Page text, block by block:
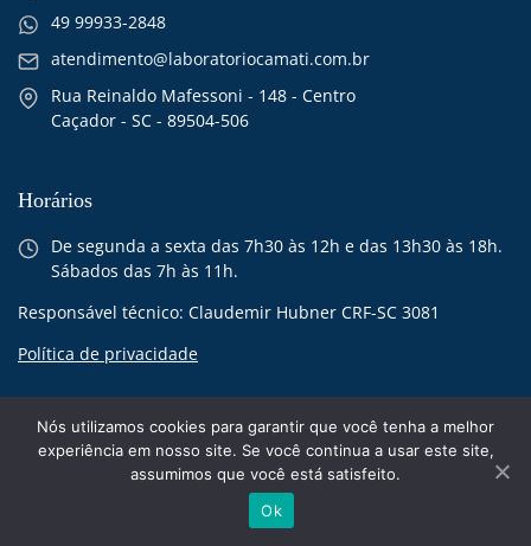
49 99933-2848
atendimento@laboratoriocamati.com.br
Rua Reinaldo Mafessoni - 148 - Centro
Caçador - SC - 89504-506
Horários
De segunda a sexta das 7h30 às 12h e das 13h30 às 18h.
Sábados das 7h às 11h.
Responsável técnico: Claudemir Hubner CRF-SC 3081
Política de privacidade
© 2026 Laboratório Camati - todos os direitos reservados
Nós utilizamos cookies para garantir que você tenha a melhor
experiência em nosso site. Se você continua a usar este site,
assumimos que você está satisfeito.
Ok